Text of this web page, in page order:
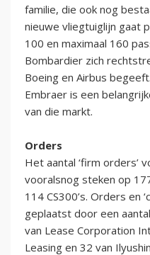
familie, die ook nog
nieuwe vliegtuiglijn gaat
100 en maximaal 160
Bombardier zich
Boeing en Airbus
Embraer is een
van die markt.
Orders
Het aantal ‘firm orders’
vooralsnog steken op
114 CS300’s. Orders en
geplaatst door een
van Lease Corporation
Leasing en 32 van